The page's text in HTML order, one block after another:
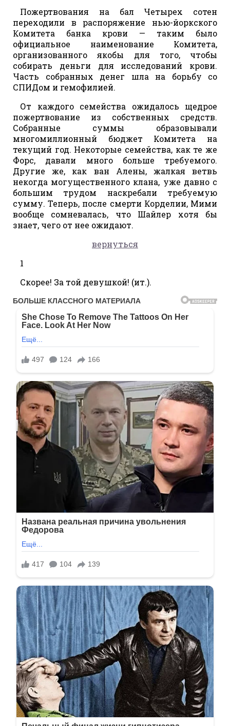
Пожертвования на бал Четырех сотен
переходили в распоряжение нью-йоркского
Комитета банка крови — таким было
официальное наименование Комитета,
организованного якобы для того, чтобы
собирать деньги для исследований крови.
Часть собранных денег шла на борьбу со
СПИДом и гемофилией.
От каждого семейства ожидалось щедрое
пожертвование из собственных средств.
Собранные суммы образовывали
многомиллионный бюджет Комитета на
текущий год. Некоторые семейства, как те же
Форс, давали много больше требуемого.
Другие же, как ван Алены, жалкая ветвь
некогда могущественного клана, уже давно с
большим трудом наскребали требуемую
сумму. Теперь, после смерти Корделии, Мими
вообще сомневалась, что Шайлер хотя бы
знает, чего от нее ожидают.
вернуться
1
Скорее! За той девушкой! (ит.).